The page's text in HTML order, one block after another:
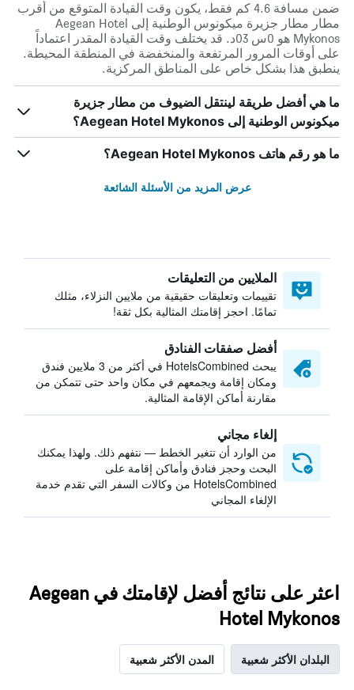
ضمن مسافة 4.6 كم فقط، يكون وقت القيادة المتوقع من أقرب
مطار مطار جزيرة ميكونوس الوطنية إلى Aegean Hotel
Mykonos هو 0س 03د. قد يختلف وقت القيادة المقدر اعتماداً
على أوقات المرور المرتفعة والمنخفضة في المنطقة المحيطة.
ينطبق هذا بشكل خاص على المناطق المركزية.
ما هي أفضل طريقة لينتقل الضيوف من مطار جزيرة
ميكونوس الوطنية إلى Aegean Hotel Mykonos؟
ما هو رقم هاتف Aegean Hotel Mykonos؟
عرض المزيد من الأسئلة الشائعة
الملايين من التعليقات
تقييمات وتعليقات حقيقية من ملايين النزلاء، مثلك
تمامًا. احجز إقامتك المثالية بكل ثقة!
أفضل صفقات الفنادق
يبحث HotelsCombined في أكثر من 3 ملايين فندق
ومكان إقامة ويجمعهم في مكان واحد حتى تتمكن من
مقارنة أماكن الإقامة المثالية.
إلغاء مجاني
من الوارد أن تتغير الخطط — نتفهم ذلك. ولهذا يمكنك
البحث وحجز فنادق وأماكن إقامة على
HotelsCombined من وكالات السفر التي تقدم خدمة
الإلغاء المجاني
اعثر على نتائج أفضل لإقامتك في Aegean
Hotel Mykonos
البلدان الأكثر شعبية المدن الأكثر شعبية